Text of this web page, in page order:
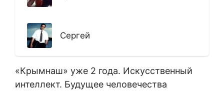
Сергей
«Крымнаш» уже 2 года. Искусственный
интеллект. Будущее человечества